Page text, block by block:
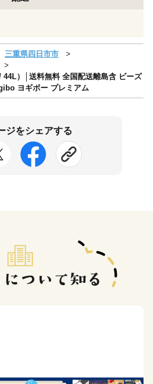
三重県四日市市
）│送料無料 全国配送離島含 ビーズ
ヨギボー プレミアム
ジをシェアする